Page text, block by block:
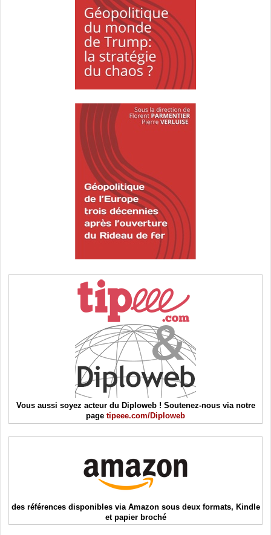
Vous aussi soyez acteur du Diploweb ! Soutenez-nous via notre
page tipeee.com/Diploweb
des références disponibles via Amazon sous deux formats, Kindle
et papier broché